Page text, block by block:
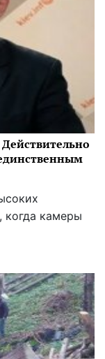
когда камеры